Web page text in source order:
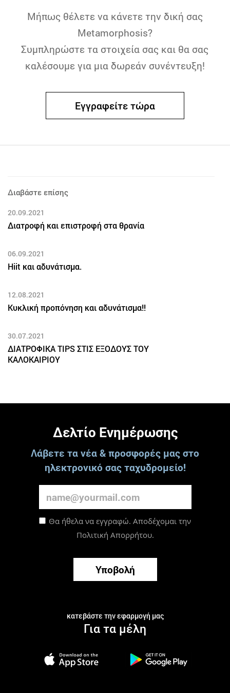
Μήπως θέλετε να κάνετε την δική σας
Metamorphosis?
Συμπληρώστε τα στοιχεία σας και θα σας
καλέσουμε για μια δωρεάν συνέντευξη!
Εγγραφείτε τώρα
Διαβάστε επίσης
20.09.2021
Διατροφή και επιστροφή στα θρανία
06.09.2021
Hiit και αδυνάτισμα.
12.08.2021
Κυκλική προπόνηση και αδυνάτισμα!!
30.07.2021
ΔΙΑΤΡΟΦΙΚΑ TIPS ΣΤΙΣ ΕΞΟΔΟΥΣ ΤΟΥ
ΚΑΛΟΚΑΙΡΙΟΥ
Δελτίο Ενημέρωσης
Λάβετε τα νέα & προσφορές μας στο
ηλεκτρονικό σας ταχυδρομείο!
Θα ήθελα να εγγραφώ. Αποδέχομαι την
Πολιτική Απορρήτου.
Υποβολή
κατεβάστε την εφαρμογή μας
Για τα μέλη